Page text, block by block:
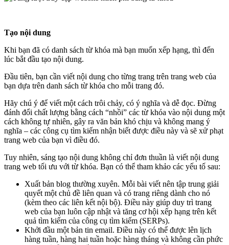
Tạo nội dung
Khi bạn đã có danh sách từ khóa mà bạn muốn xếp hạng, thì đến
lúc bắt đầu tạo nội dung.
Đầu tiên, bạn cần viết nội dung cho từng trang trên trang web của
bạn dựa trên danh sách từ khóa cho mỗi trang đó.
Hãy chú ý để viết một cách trôi chảy, có ý nghĩa và dễ đọc. Đừng
đánh đổi chất lượng bằng cách “nhồi” các từ khóa vào nội dung một
cách không tự nhiên, gây ra văn bản khó chịu và không mang ý
nghĩa – các công cụ tìm kiếm nhận biết được điều này và sẽ xử phạt
trang web của bạn vì điều đó.
Tuy nhiên, sáng tạo nội dung không chỉ đơn thuần là viết nội dung
trang web tối ưu với từ khóa. Bạn có thể tham khảo các yếu tố sau:
Xuất bản blog thường xuyên. Mỗi bài viết nên tập trung giải
quyết một chủ đề liên quan và có trang riêng dành cho nó
(kèm theo các liên kết nội bộ). Điều này giúp duy trì trang
web của bạn luôn cập nhật và tăng cơ hội xếp hạng trên kết
quả tìm kiếm của công cụ tìm kiếm (SERPs).
Khởi đầu một bản tin email. Điều này có thể được lên lịch
hàng tuần, hàng hai tuần hoặc hàng tháng và không cần phức